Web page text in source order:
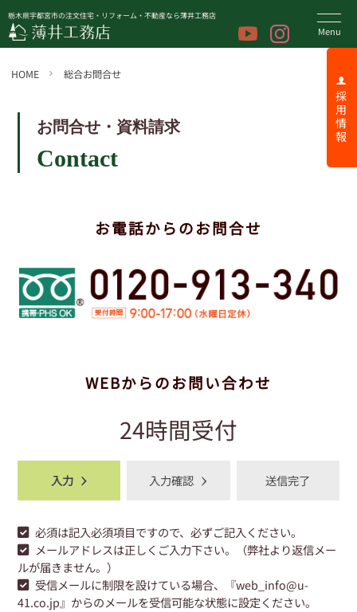
栃木県宇都宮市の注文住宅・リフォーム・不動産なら薄井工務店
採 用 情 報
HOME 総合お問合せ
お問合せ・資料請求
Contact
お電話からのお問合せ
WEBからのお問い合わせ
24時間受付
入力 入力確認 送信完了
必須は記入必須項目ですので、必ずご記入ください。
メールアドレスは正しくご入力下さい。（弊社より返信メー
ルが届きません。）
受信メールに制限を設けている場合、『web_info@u-
41.co.jp』からのメールを受信可能な状態に設定ください。